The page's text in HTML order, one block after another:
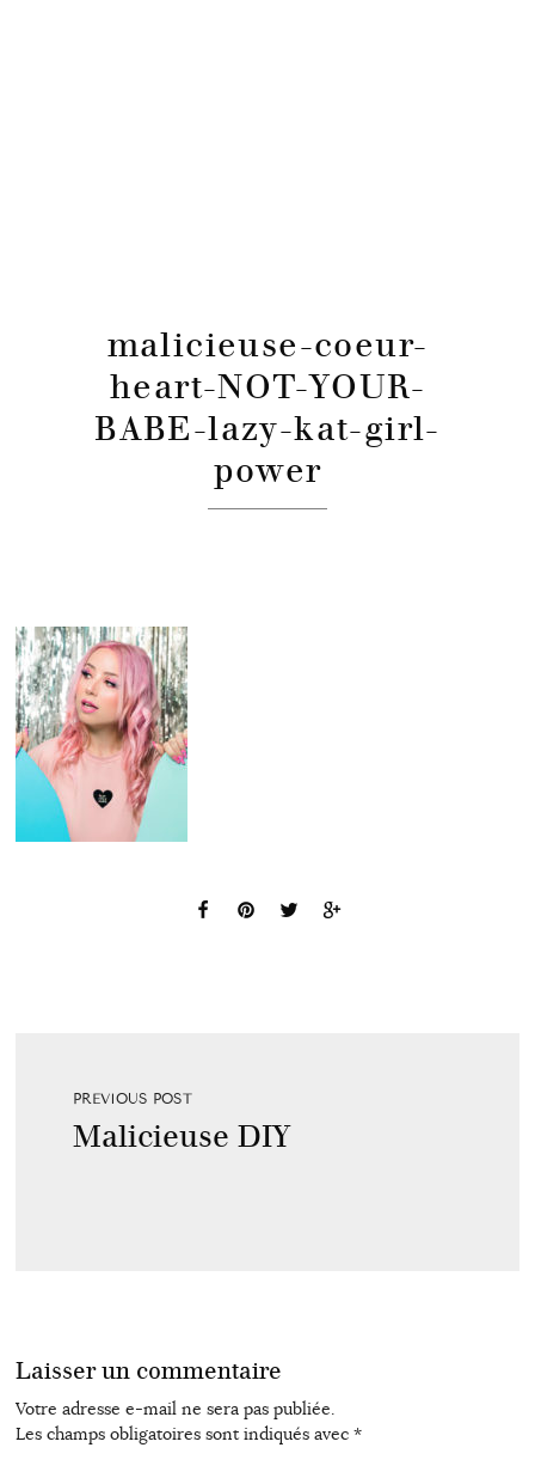
malicieuse-coeur-
heart-NOT-YOUR-
BABE-lazy-kat-girl-
power
PREVIOUS POST
Malicieuse DIY
Laisser un commentaire
Votre adresse e-mail ne sera pas publiée.
Les champs obligatoires sont indiqués avec *